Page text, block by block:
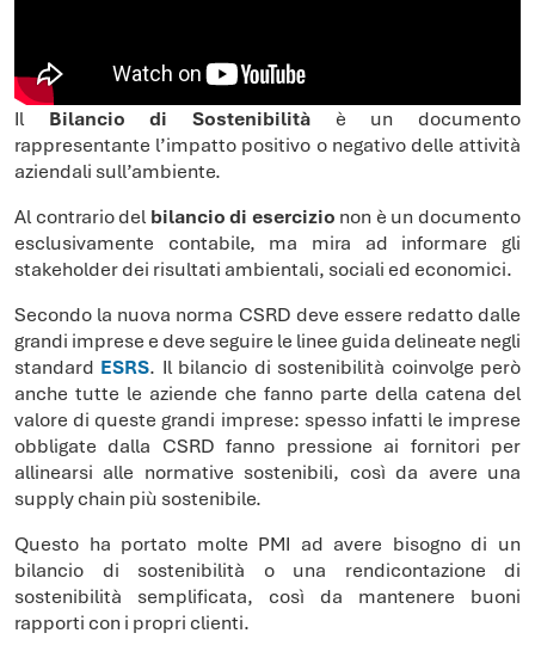
Il Bilancio di Sostenibilità è un documento
rappresentante l’impatto positivo o negativo delle attività
aziendali sull’ambiente.
Al contrario delbilancio di esercizio non è un documento
esclusivamente contabile, ma mira ad informare gli
stakeholder dei risultati ambientali, sociali ed economici.
Secondo la nuova norma CSRD deve essere redatto dalle
grandi imprese e deve seguire le linee guida delineate negli
standard ESRS. Il bilancio di sostenibilità coinvolge però
anche tutte le aziende che fanno parte della catena del
valore di queste grandi imprese: spesso infatti le imprese
obbligate dalla CSRD fanno pressione ai fornitori per
allinearsi alle normative sostenibili, così da avere una
supply chain più sostenibile.
Questo ha portato molte PMI ad avere bisogno di un
bilancio di sostenibilità o una rendicontazione di
sostenibilità semplificata, così da mantenere buoni
rapporti con i propri clienti.